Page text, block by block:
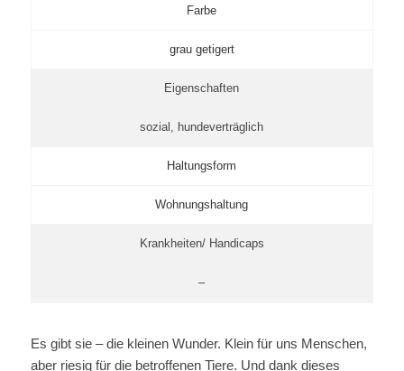
Farbe
grau getigert
Eigenschaften
sozial, hundeverträglich
Haltungsform
Wohnungshaltung
Krankheiten/ Handicaps
–
Es gibt sie – die kleinen Wunder. Klein für uns Menschen,
aber riesig für die betroffenen Tiere. Und dank dieses